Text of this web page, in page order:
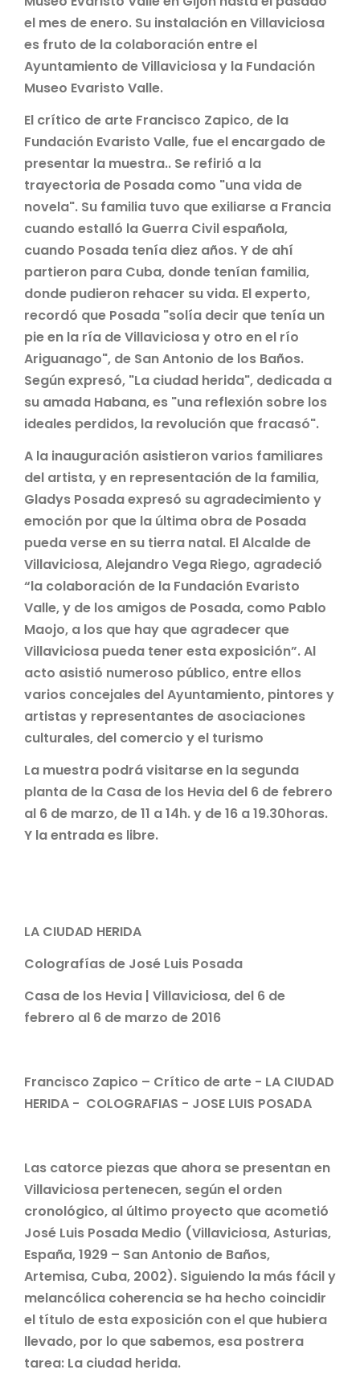
el mes de enero. Su instalación en Villaviciosa
es fruto de la colaboración entre el
Ayuntamiento de Villaviciosa y la Fundación
Museo Evaristo Valle.
El crítico de arte Francisco Zapico, de la
Fundación Evaristo Valle, fue el encargado de
presentar la muestra.. Se refirió a la
trayectoria de Posada como "una vida de
novela". Su familia tuvo que exiliarse a Francia
cuando estalló la Guerra Civil española,
cuando Posada tenía diez años. Y de ahí
partieron para Cuba, donde tenían familia,
donde pudieron rehacer su vida. El experto,
recordó que Posada "solía decir que tenía un
pie en la ría de Villaviciosa y otro en el río
Ariguanago", de San Antonio de los Baños.
Según expresó, "La ciudad herida", dedicada a
su amada Habana, es "una reflexión sobre los
ideales perdidos, la revolución que fracasó".
A la inauguración asistieron varios familiares
del artista, y en representación de la familia,
Gladys Posada expresó su agradecimiento y
emoción por que la última obra de Posada
pueda verse en su tierra natal. El Alcalde de
Villaviciosa, Alejandro Vega Riego, agradeció
“la colaboración de la Fundación Evaristo
Valle, y de los amigos de Posada, como Pablo
Maojo, a los que hay que agradecer que
Villaviciosa pueda tener esta exposición”. Al
acto asistió numeroso público, entre ellos
varios concejales del Ayuntamiento, pintores y
artistas y representantes de asociaciones
culturales, del comercio y el turismo
La muestra podrá visitarse en la segunda
planta de la Casa de los Hevia del 6 de febrero
al 6 de marzo, de 11 a 14h. y de 16 a 19.30horas.
Y la entrada es libre.
LA CIUDAD HERIDA
Colografías de José Luis Posada
Casa de los Hevia | Villaviciosa, del 6 de
febrero al 6 de marzo de 2016
Francisco Zapico – Crítico de arte - LA CIUDAD
HERIDA - COLOGRAFIAS - JOSE LUIS POSADA
Las catorce piezas que ahora se presentan en
Villaviciosa pertenecen, según el orden
cronológico, al último proyecto que acometió
José Luis Posada Medio (Villaviciosa, Asturias,
España, 1929 – San Antonio de Baños,
Artemisa, Cuba, 2002). Siguiendo la más fácil y
melancólica coherencia se ha hecho coincidir
el título de esta exposición con el que hubiera
llevado, por lo que sabemos, esa postrera
tarea: La ciudad herida.